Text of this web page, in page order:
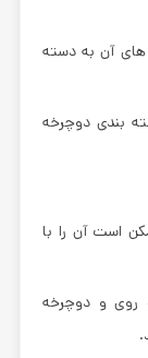
های آن به دسته
بندی دوچرخه
است آن را با
روی و دوچرخه